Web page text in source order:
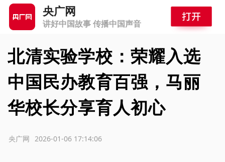
央广网
讲好中国故事 传播中国声音
北清实验学校：荣耀入选
中国民办教育百强，马丽
华校长分享育人初心
2026-01-06 17:14:06
央广网